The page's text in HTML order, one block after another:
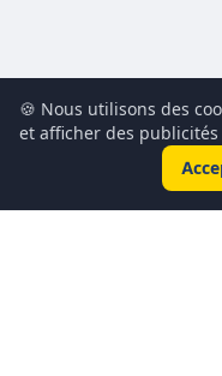
🍪 Nous utilisons des
et afficher des publicités